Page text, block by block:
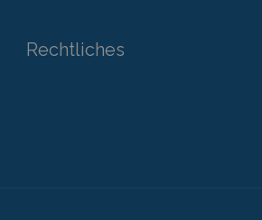
Rechtliches